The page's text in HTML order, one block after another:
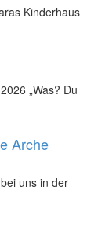
Kinderhaus
„Was? Du
Arche
uns in der